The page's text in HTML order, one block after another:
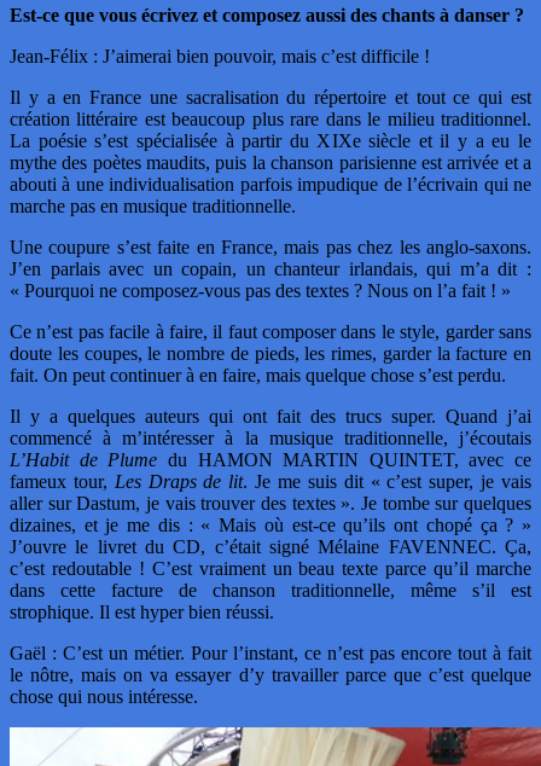
Est-ce que vous écrivez et composez aussi des chants à danser ?
Jean-Félix : J’aimerai bien pouvoir, mais c’est difficile !
Il y a en France une sacralisation du répertoire et tout ce qui est
création littéraire est beaucoup plus rare dans le milieu traditionnel.
La poésie s’est spécialisée à partir du XIXe siècle et il y a eu le
mythe des poètes maudits, puis la chanson parisienne est arrivée et a
abouti à une individualisation parfois impudique de l’écrivain qui ne
marche pas en musique traditionnelle.
Une coupure s’est faite en France, mais pas chez les anglo-saxons.
J’en parlais avec un copain, un chanteur irlandais, qui m’a dit :
« Pourquoi ne composez-vous pas des textes ? Nous on l’a fait ! »
Ce n’est pas facile à faire, il faut composer dans le style, garder sans
doute les coupes, le nombre de pieds, les rimes, garder la facture en
fait. On peut continuer à en faire, mais quelque chose s’est perdu.
Il y a quelques auteurs qui ont fait des trucs super. Quand j’ai
commencé à m’intéresser à la musique traditionnelle, j’écoutais
L’Habit de Plume du HAMON MARTIN QUINTET, avec ce
fameux tour, Les Draps de lit. Je me suis dit « c’est super, je vais
aller sur Dastum, je vais trouver des textes ». Je tombe sur quelques
dizaines, et je me dis : « Mais où est-ce qu’ils ont chopé ça ? »
J’ouvre le livret du CD, c’était signé Mélaine FAVENNEC. Ça,
c’est redoutable ! C’est vraiment un beau texte parce qu’il marche
dans cette facture de chanson traditionnelle, même s’il est
strophique. Il est hyper bien réussi.
Gaël : C’est un métier. Pour l’instant, ce n’est pas encore tout à fait
le nôtre, mais on va essayer d’y travailler parce que c’est quelque
chose qui nous intéresse.